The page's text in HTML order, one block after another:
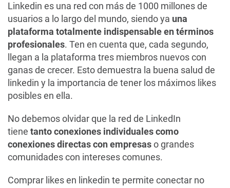
Linkedin es una red con más de 1000 millones de
usuarios a lo largo del mundo, siendo ya una
plataforma totalmente indispensable en términos
profesionales. Ten en cuenta que, cada segundo,
llegan a la plataforma tres miembros nuevos con
ganas de crecer. Esto demuestra la buena salud de
linkedin y la importancia de tener los máximos likes
posibles en ella.
No debemos olvidar que la red de LinkedIn
tiene tanto conexiones individuales como
conexiones directas con empresaso grandes
comunidades con intereses comunes.
Comprar likes en linkedin te permite conectar no